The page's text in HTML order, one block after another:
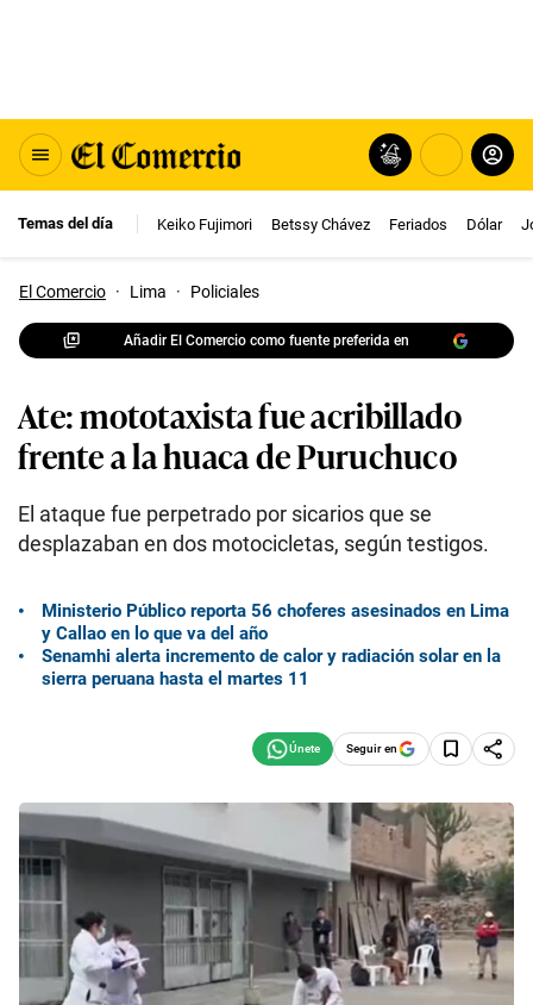
Temas del día Keiko Fujimori Betssy Chávez Feriados Dólar
El Comercio · Lima · Policiales
Añadir El Comercio como fuente preferida en
Ate: mototaxista fue acribillado
frente a la huaca de Puruchuco
El ataque fue perpetrado por sicarios que se
desplazaban en dos motocicletas, según testigos.
Ministerio Público reporta 56 choferes asesinados en Lima
y Callao en lo que va del año
Senamhi alerta incremento de calor y radiación solar en la
sierra peruana hasta el martes 11
Seguir en